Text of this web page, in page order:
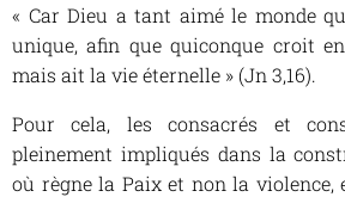
« Car Dieu a tant aimé le monde
unique, afin que quiconque croit
mais ait la vie éternelle » (Jn 3,16).
Pour cela, les consacrés et
pleinement impliqués dans la
où règne la Paix et non la violence,